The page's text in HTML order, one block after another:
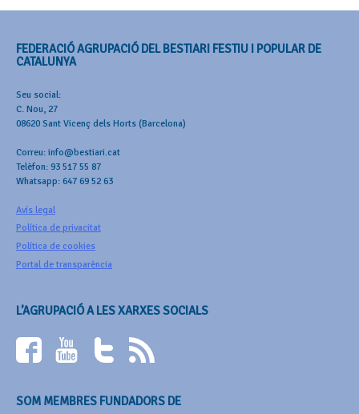
FEDERACIÓ AGRUPACIÓ DEL BESTIARI FESTIU I POPULAR DE
CATALUNYA
Seu social:
C. Nou, 27
08620 Sant Vicenç dels Horts (Barcelona)
Correu: info@bestiari.cat
Telèfon: 93 517 55 87
Whatsapp: 647 69 52 63
Avís legal
Política de privacitat
Política de cookies
Portal de transparència
L’AGRUPACIÓ A LES XARXES SOCIALS
SOM MEMBRES FUNDADORS DE